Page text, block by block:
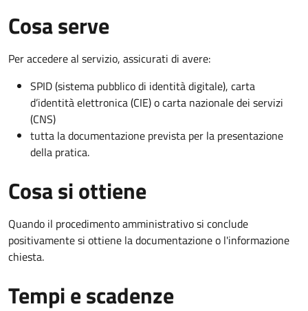
Cosa serve
Per accedere al servizio, assicurati di avere:
SPID (sistema pubblico di identità digitale), carta
d’identità elettronica (CIE) o carta nazionale dei servizi
(CNS)
tutta la documentazione prevista per la presentazione
della pratica.
Cosa si ottiene
Quando il procedimento amministrativo si conclude
positivamente si ottiene la documentazione o l'informazione
chiesta.
Tempi e scadenze